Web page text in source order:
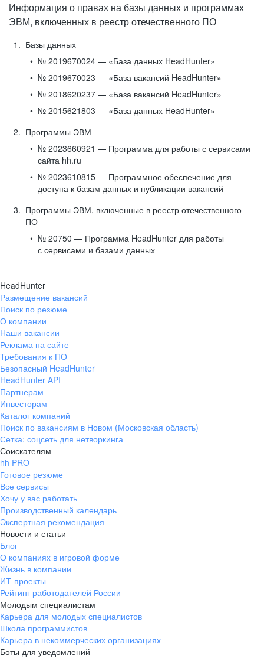
Информация о правах на базы данных и программах
ЭВМ, включенных в реестр отечественного ПО
Базы данных
№ 2019670024 — «База данных HeadHunter»
№ 2019670023 — «База вакансий HeadHunter»
№ 2018620237 — «База вакансий HeadHunter»
№ 2015621803 — «База данных HeadHunter»
Программы ЭВМ
№ 2023660921 — Программа для работы с сервисами
сайта hh.ru
№ 2023610815 — Программное обеспечение для
доступа к базам данных и публикации вакансий
Программы ЭВМ, включенные в реестр отечественного
ПО
№ 20750 — Программа HeadHunter для работы
с сервисами и базами данных
HeadHunter
Размещение вакансий
Поиск по резюме
О компании
Наши вакансии
Реклама на сайте
Требования к ПО
Безопасный HeadHunter
HeadHunter API
Партнерам
Инвесторам
Каталог компаний
Поиск по вакансиям в Новом (Московская область)
Сетка: соцсеть для нетворкинга
Соискателям
hh PRO
Готовое резюме
Все сервисы
Хочу у вас работать
Производственный календарь
Экспертная рекомендация
Новости и статьи
Блог
О компаниях в игровой форме
Жизнь в компании
ИТ-проекты
Рейтинг работодателей России
Молодым специалистам
Карьера для молодых специалистов
Школа программистов
Карьера в некоммерческих организациях
Боты для уведомлений